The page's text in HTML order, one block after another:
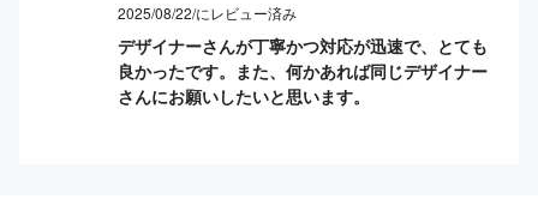
2025/08/22/にレビュー済み
デザイナーさんが丁寧かつ対応が迅速で、とても
良かったです。また、何かあれば同じデザイナー
さんにお願いしたいと思います。